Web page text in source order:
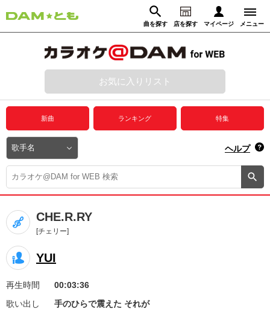
曲を探す 店を探す マイページ メニュー
動画からさがす 録音からさがす
ログイン
プレミアムサービス
DAM★とも動画
DAM★とも録音
カラオケ＠DAM
ユーザー検索
キャンペーン
お知らせ よくあるご質問
お気に入りリスト
新曲 ランキング 特集
ヘルプ
CHE.R.RY
[チェリー]
YUI
再生時間
00:03:36
歌い出し
手のひらで震えた それが